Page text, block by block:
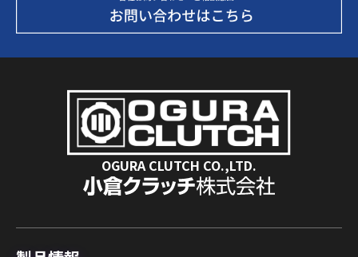
OGURA CLUTCH CO.,LTD.